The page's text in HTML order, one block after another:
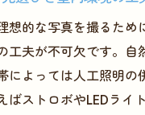
で魅せるフォトスタジ
タジオでストロボな
けでフォトスタジオ
想的な写真を撮るため
工夫が不可欠です。自
によっては人工照明の
ばストロボやLEDライ